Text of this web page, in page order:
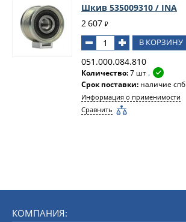
Шкив 535009310 / INA
2 607 ₽
В КОРЗИНУ
051.000.084.810
Количество:7 шт .
Срок поставки: наличие спб
Информация о применимости
Сравнить
КОМПАНИЯ: